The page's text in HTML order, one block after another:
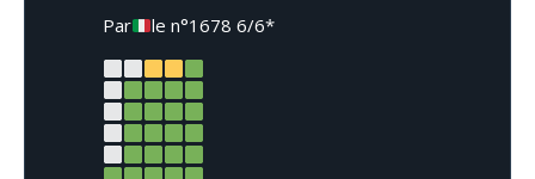
Par
le n°1678 6/6*